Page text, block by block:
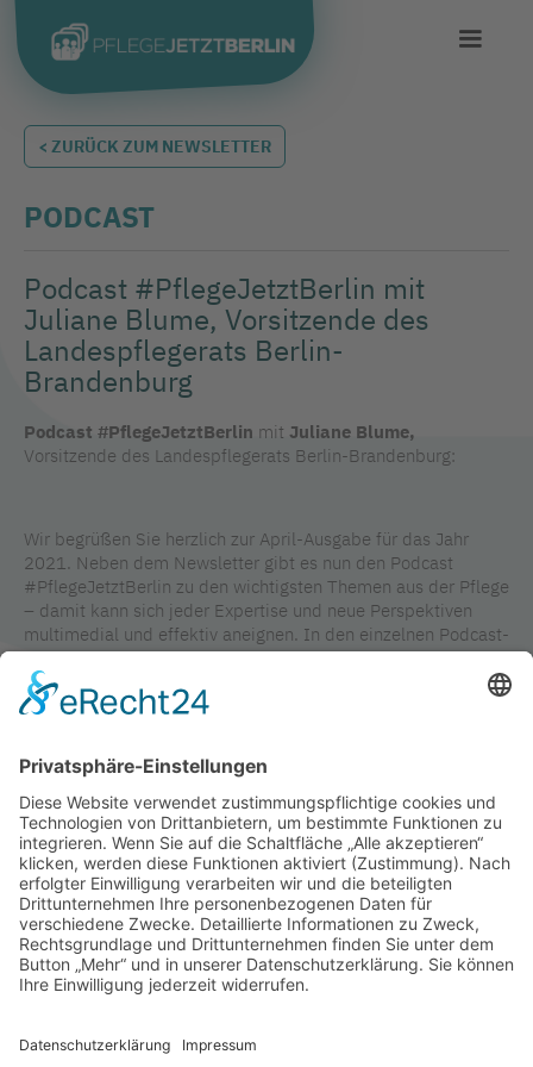
< ZURÜCK ZUM NEWSLETTER
PODCAST
Podcast #PflegeJetztBerlin mit
Juliane Blume, Vorsitzende des
Landespflegerats Berlin-
Brandenburg
Podcast #PflegeJetztBerlin mit Juliane Blume,
Vorsitzende des Landespflegerats Berlin-Brandenburg:
Wir begrüßen Sie herzlich zur April-Ausgabe für das Jahr
2021. Neben dem Newsletter gibt es nun den Podcast
#PflegeJetztBerlin zu den wichtigsten Themen aus der Pflege
– damit kann sich jeder Expertise und neue Perspektiven
multimedial und effektiv aneignen. In den einzelnen Podcast-
Folgen informieren die Gesprächspartner aus dem Bereich
Pflege fundiert zu einzelnen Themen. Der erste Podcast mit
Juliane Blume,Vorsitzende des Landespflegerats Berlin-
Wertschätzung und Belastung der Pflegekräfte. Wir wünschen
Ihnen viel Spaß und reichlich Erkenntnisse beim Hören!
TAGS IN DIESEM ARTIKEL
PODCAST INTERVIEW WERTSCHÄTZUNG AUSBILDUNG